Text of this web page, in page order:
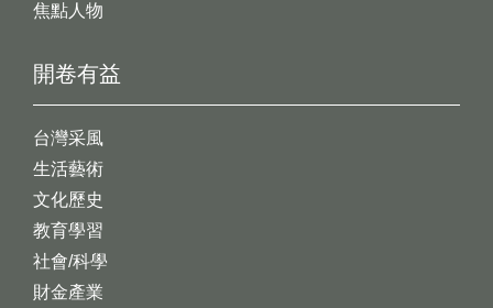
開卷有益
台灣采風
生活藝術
文化歷史
教育學習
社會/科學
財金產業
焦點人物